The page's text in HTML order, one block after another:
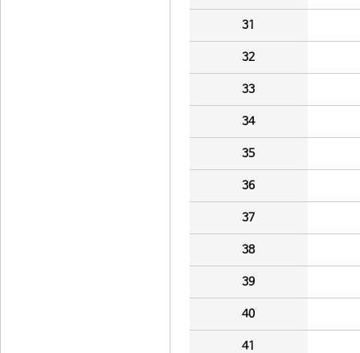
31
32
33
34
35
36
37
38
39
40
41